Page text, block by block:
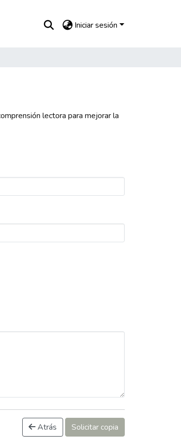
Iniciar sesión
lectora para mejorar la
Atrás Solicitar copia